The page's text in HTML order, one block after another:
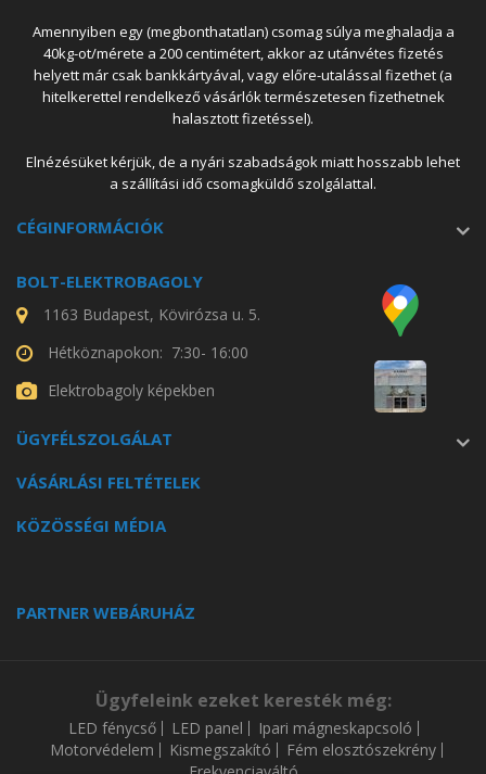
Amennyiben egy (megbonthatatlan) csomag súlya meghaladja a
40kg-ot/mérete a 200 centimétert, akkor az utánvétes fizetés
helyett már csak bankkártyával, vagy előre-utalással fizethet (a
hitelkerettel rendelkező vásárlók természetesen fizethetnek
halasztott fizetéssel).
Elnézésüket kérjük, de a nyári szabadságok miatt hosszabb lehet
a szállítási idő csomagküldő szolgálattal.
CÉGINFORMÁCIÓK
BOLT-ELEKTROBAGOLY
1163 Budapest, Kövirózsa u. 5.
Hétköznapokon: 7:30- 16:00
Elektrobagoly képekben
ÜGYFÉLSZOLGÁLAT
VÁSÁRLÁSI FELTÉTELEK
KÖZÖSSÉGI MÉDIA
PARTNER WEBÁRUHÁZ
Ügyfeleink ezeket keresték még:
LED fénycső LED panel
Ipari mágneskapcsoló
Motorvédelem
Kismegszakító
Fém elosztószekrény